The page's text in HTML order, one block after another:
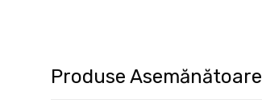
Produse Asemănătoare